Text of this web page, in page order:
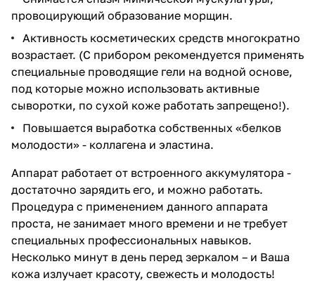
провоцирующий образование морщин.
Активность косметических средств многократно
возрастает. (С прибором рекомендуется применять
специальные проводящие гели на водной основе,
под которые можно использовать активные
сыворотки, по сухой коже работать запрещено!).
Повышается выработка собственных «белков
молодости» - коллагена и эластина.
Аппарат работает от встроенного аккумулятора -
достаточно зарядить его, и можно работать.
Процедура с применением данного аппарата
проста, не занимает много времени и не требует
специальных профессиональных навыков.
Несколько минут в день перед зеркалом – и Ваша
кожа излучает красоту, свежесть и молодость!